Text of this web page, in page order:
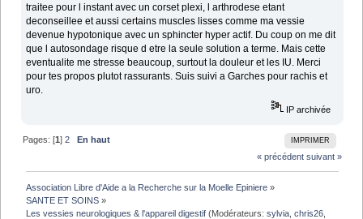
traitee pour l instant avec un corset plexi, l arthrodese etant
deconseillee et aussi certains muscles lisses comme ma vessie
devenue hypotonique avec un sphincter hyper actif. Du coup on me dit
que l autosondage risque d etre la seule solution a terme. Mais cette
eventualite me stresse beaucoup, surtout la douleur et les IU. Merci
pour tes propos plutot rassurants. Suis suivi a Garches pour rachis et
uro.
IP archivée
IMPRIMER
Pages: [1]2
En haut
« précédent suivant »
Association Libre d'Aide a la Recherche sur la Moelle Epiniere »
SANTE ET SOINS »
Les vessies neurologiques & l'appareil digestif (Modérateurs:sylvia ,chris26